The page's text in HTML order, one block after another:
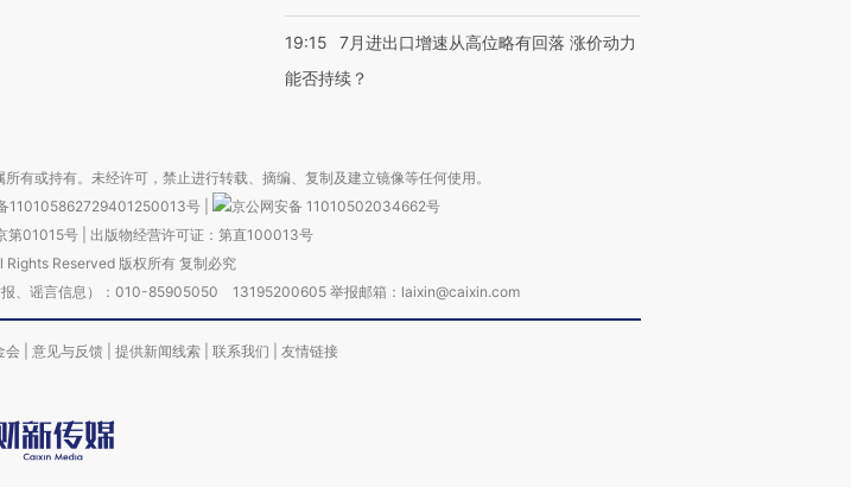
19:15
7月进出口增速从高位略有回落 涨价动力
能否持续？
有或持有。未经许可，禁止进行转载、摘编、复制及建立镜像等任何使用。
110105862729401250013号
京公网安备 11010502034662号
第01015号| 出版物经营许可证：第直100013号
Reserved 版权所有 复制必究
报、谣言信息）：010-85905050 13195200605 举报邮箱：laixin@caixin.com
会 意见与反馈 提供新闻线索 联系我们 友情链接